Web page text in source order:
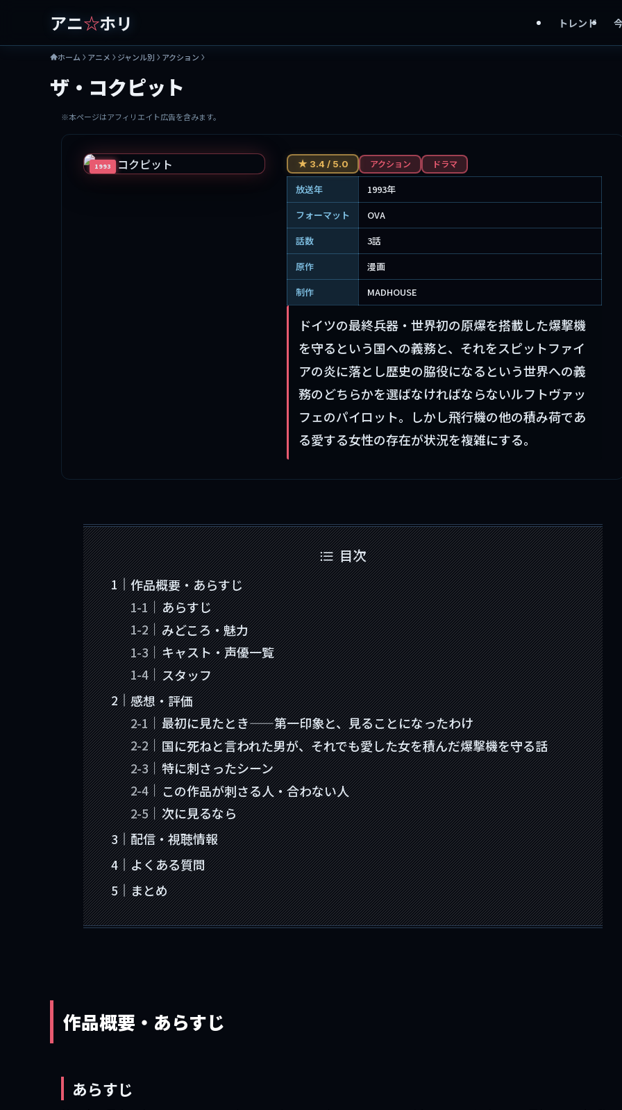
アニ☆ホリ トレンド
ホーム アニメ ジャンル別 アクション
ザ・コクピット
※本ページはアフィリエイト広告を含みます。
1993 ★ 3.4 / 5.0 アクション ドラマ
放送年
1993年
フォーマット
OVA
話数
3話
原作
漫画
制作
MADHOUSE
ドイツの最終兵器・世界初の原爆を搭載した爆撃機
を守るという国への義務と、それをスピットファイ
アの炎に落とし歴史の脇役になるという世界への義
務のどちらかを選ばなければならないルフトヴァッ
フェのパイロット。しかし飛行機の他の積み荷であ
る愛する女性の存在が状況を複雑にする。
目次
作品概要・あらすじ
あらすじ
みどころ・魅力
キャスト・声優一覧
スタッフ
感想・評価
最初に見たとき——第一印象と、見ることになったわけ
国に死ねと言われた男が、それでも愛した女を積んだ爆撃機を守る話
特に刺さったシーン
この作品が刺さる人・合わない人
次に見るなら
配信・視聴情報
よくある質問
まとめ
作品概要・あらすじ
あらすじ